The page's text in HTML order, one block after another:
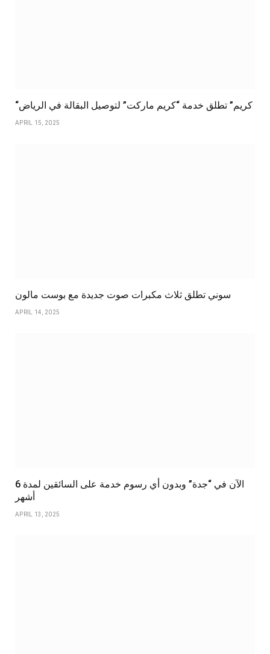
“كريم” تطلق خدمة “كريم ماركت” لتوصيل البقالة في الرياض
APRIL 15, 2025
سوني تطلق ثلاث مكبرات صوت جديدة مع بوست مالون
APRIL 14, 2025
الآن في “جدة” وبدون أي رسوم خدمة على السائقين لمدة 6
أشهر
APRIL 13, 2025